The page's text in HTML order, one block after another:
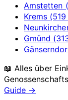
Amstetten
Krems
Gmünd
📖 Alles über
Guide →